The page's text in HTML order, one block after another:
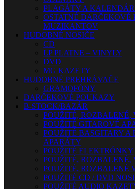
PLAGÁTY A
OSTATNÉ DARČEKOVÉ
MUZIKANTOV
HUDOBNÉ NOSIČE
CD
LP PLATNE – VINYLY
DVD
MG KAZETY
HUDOBNÉ PREHRÁVAČE
GRAMOFÓNY
DARČEKOVÉ POUKAZY
B-STOCK/BAZÁR
POUŽITÉ, ROZBALENÉ,
POUŽITÉ GITAROVÉ
POUŽITÉ BASGITARY A
APARÁTY
POUŽITÉ ELEKTRÓNKY
POUŽITÉ, ROZBALENÉ,
POUŽITÉ, ROZBALENÉ
POUŽITÉ CD / DVD
POUŽITÉ AUDIO